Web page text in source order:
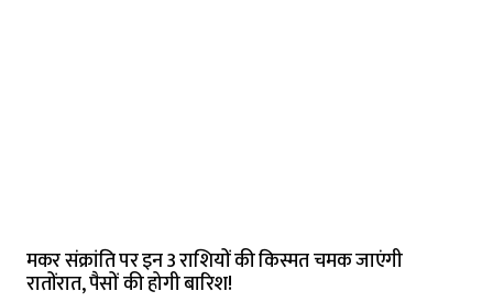
मकर संक्रांति पर इन 3 राशियों की किस्मत चमक जाएंगी
रातोंरात, पैसों की होगी बारिश!